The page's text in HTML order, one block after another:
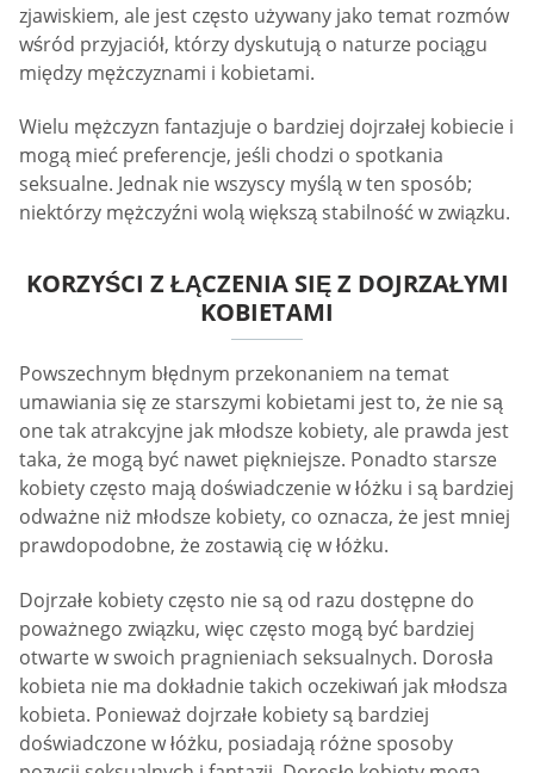
zjawiskiem, ale jest często używany jako temat rozmów
wśród przyjaciół, którzy dyskutują o naturze pociągu
między mężczyznami i kobietami.
Wielu mężczyzn fantazjuje o bardziej dojrzałej kobiecie i
mogą mieć preferencje, jeśli chodzi o spotkania
seksualne. Jednak nie wszyscy myślą w ten sposób;
niektórzy mężczyźni wolą większą stabilność w związku.
KORZYŚCI Z ŁĄCZENIA SIĘ Z DOJRZAŁYMI
KOBIETAMI
Powszechnym błędnym przekonaniem na temat
umawiania się ze starszymi kobietami jest to, że nie są
one tak atrakcyjne jak młodsze kobiety, ale prawda jest
taka, że mogą być nawet piękniejsze. Ponadto starsze
kobiety często mają doświadczenie w łóżku i są bardziej
odważne niż młodsze kobiety, co oznacza, że jest mniej
prawdopodobne, że zostawią cię w łóżku.
Dojrzałe kobiety często nie są od razu dostępne do
poważnego związku, więc często mogą być bardziej
otwarte w swoich pragnieniach seksualnych. Dorosła
kobieta nie ma dokładnie takich oczekiwań jak młodsza
kobieta. Ponieważ dojrzałe kobiety są bardziej
doświadczone w łóżku, posiadają różne sposoby